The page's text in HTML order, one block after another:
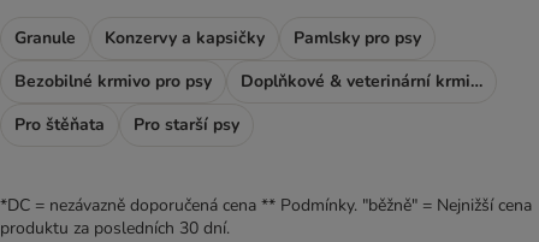
Granule Konzervy a kapsičky
Pamlsky pro psy
Bezobilné krmivo pro psy
Doplňkové & veterinární krmivo
Pro štěňata
Pro starší psy
*DC = nezávazně doporučená cena ** Podmínky. "běžně" = Nejnižší cena
produktu za posledních 30 dní.